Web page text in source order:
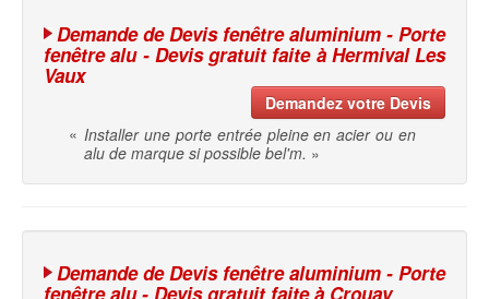
Demande de Devis fenêtre aluminium - Porte
fenêtre alu - Devis gratuit faite à Hermival Les
Vaux
Demandez votre Devis
« Installer une porte entrée pleine en acier ou en
alu de marque si possible bel'm. »
Demande de Devis fenêtre aluminium - Porte